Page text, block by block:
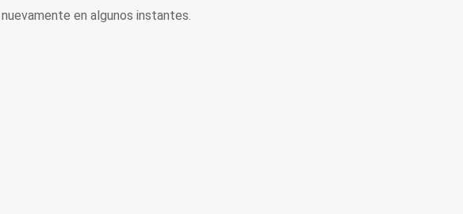
en algunos instantes.